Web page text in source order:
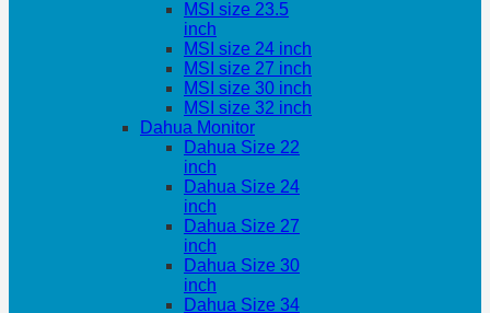
MSI size 23.5
inch
MSI size 24 inch
MSI size 27 inch
MSI size 30 inch
MSI size 32 inch
Dahua Monitor
Dahua Size 22
inch
Dahua Size 24
inch
Dahua Size 27
inch
Dahua Size 30
inch
Dahua Size 34